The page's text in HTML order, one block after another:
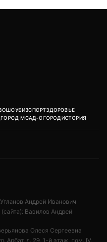
ШОУБИЗСПОРТЗДОРОВЬЕ
ГОРОД МСАД-ОГОРОДИСТОРИЯ
Андрей Иванович
Вавилов Андрей
Олеся Сергеевна
Арбат, д. 29, 1-й этаж, пом. IV,